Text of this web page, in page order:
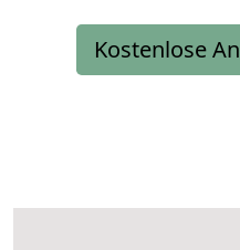
Kostenlose